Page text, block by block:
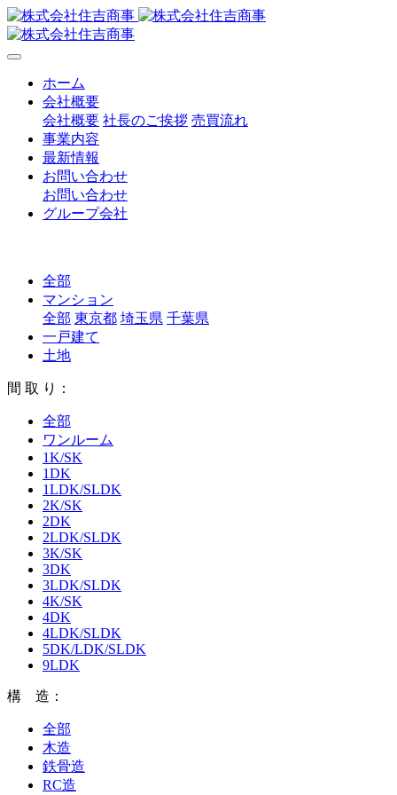
ホーム
会社概要
会社概要 社長のご挨拶 売買流れ
事業内容
最新情報
お問い合わせ
お問い合わせ
グループ会社
全部
マンション
全部 東京都 埼玉県 千葉県
一戸建て
土地
間 取 り：
全部
ワンルーム
1K/SK
1DK
1LDK/SLDK
2K/SK
2DK
2LDK/SLDK
3K/SK
3DK
3LDK/SLDK
4K/SK
4DK
4LDK/SLDK
5DK/LDK/SLDK
9LDK
構 造：
全部
木造
鉄骨造
RC造